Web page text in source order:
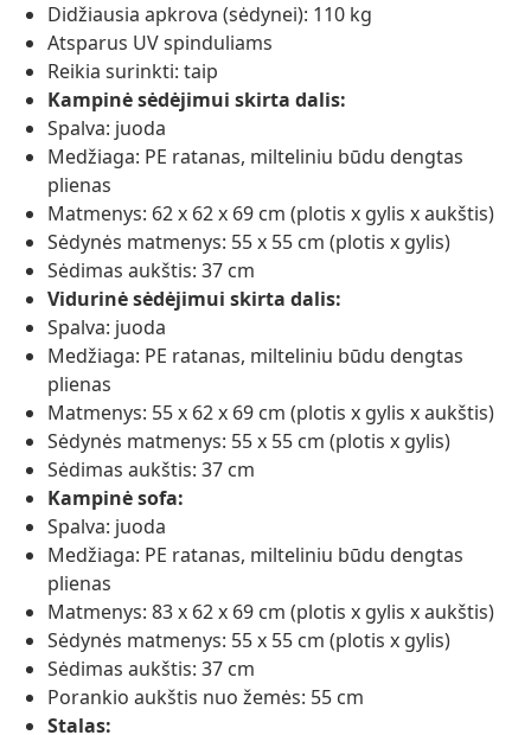
Didžiausia apkrova (sėdynei): 110 kg
Atsparus UV spinduliams
Reikia surinkti: taip
Kampinė sėdėjimui skirta dalis:
Spalva: juoda
Medžiaga: PE ratanas, milteliniu būdu dengtas
plienas
Matmenys: 62 x 62 x 69 cm (plotis x gylis x aukštis)
Sėdynės matmenys: 55 x 55 cm (plotis x gylis)
Sėdimas aukštis: 37 cm
Vidurinė sėdėjimui skirta dalis:
Spalva: juoda
Medžiaga: PE ratanas, milteliniu būdu dengtas
plienas
Matmenys: 55 x 62 x 69 cm (plotis x gylis x aukštis)
Sėdynės matmenys: 55 x 55 cm (plotis x gylis)
Sėdimas aukštis: 37 cm
Kampinė sofa:
Spalva: juoda
Medžiaga: PE ratanas, milteliniu būdu dengtas
plienas
Matmenys: 83 x 62 x 69 cm (plotis x gylis x aukštis)
Sėdynės matmenys: 55 x 55 cm (plotis x gylis)
Sėdimas aukštis: 37 cm
Porankio aukštis nuo žemės: 55 cm
Stalas: